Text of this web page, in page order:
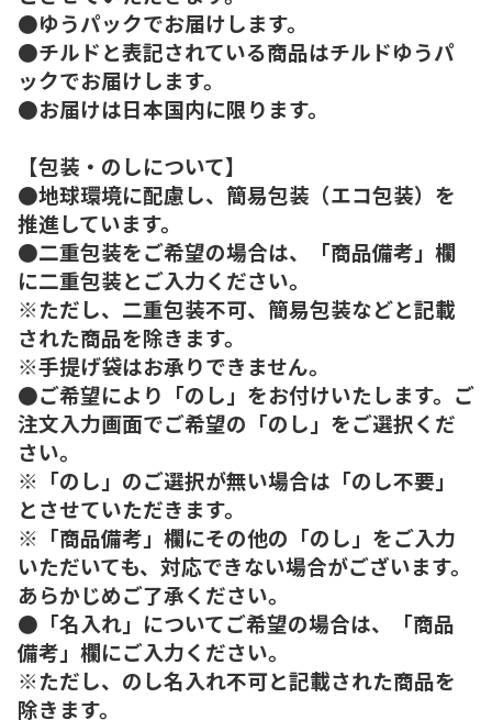
●ゆうパックでお届けします。
●チルドと表記されている商品はチルドゆうパ
ックでお届けします。
●お届けは日本国内に限ります。
【包装・のしについて】
●地球環境に配慮し、簡易包装（エコ包装）を
推進しています。
●二重包装をご希望の場合は、「商品備考」欄
に二重包装とご入力ください。
※ただし、二重包装不可、簡易包装などと記載
された商品を除きます。
※手提げ袋はお承りできません。
●ご希望により「のし」をお付けいたします。ご
注文入力画面でご希望の「のし」をご選択くだ
さい。
※「のし」のご選択が無い場合は「のし不要」
とさせていただきます。
※「商品備考」欄にその他の「のし」をご入力
いただいても、対応できない場合がございます。
あらかじめご了承ください。
●「名入れ」についてご希望の場合は、「商品
備考」欄にご入力ください。
※ただし、のし名入れ不可と記載された商品を
除きます。